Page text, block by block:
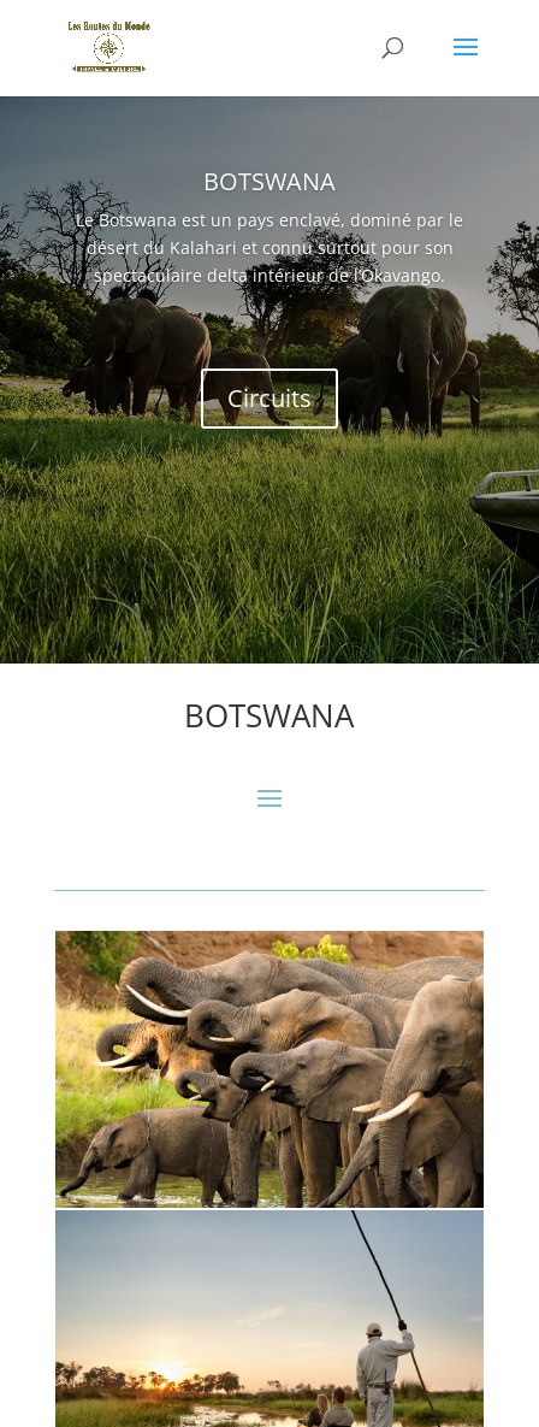
BOTSWANA
Le Botswana est un pays enclavé, dominé par le
désert du Kalahari et connu surtout pour son
spectaculaire delta intérieur de l’Okavango.
Circuits
BOTSWANA